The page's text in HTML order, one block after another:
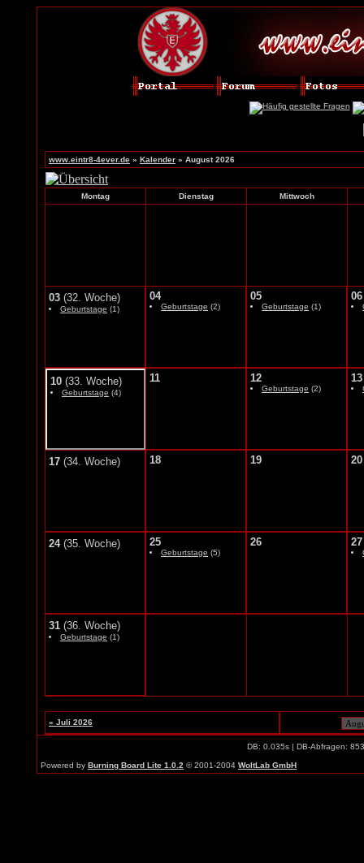
www.eintr8-4ever.de » Kalender » August 2026
Montag Dienstag Mittwoch
03 (32. Woche)
Geburtstage (1)
04
Geburtstage (2)
05
Geburtstage (1)
06
10 (33. Woche)
Geburtstage (4)
11 12
Geburtstage (2)
13
17 (34. Woche) 18 19 20
24 (35. Woche) 25
Geburtstage (5)
26 27
31 (36. Woche)
Geburtstage (1)
« Juli 2026
DB: 0.035s | DB-Abfragen:
Powered by Burning Board Lite 1.0.2 © 2001-2004 WoltLab GmbH